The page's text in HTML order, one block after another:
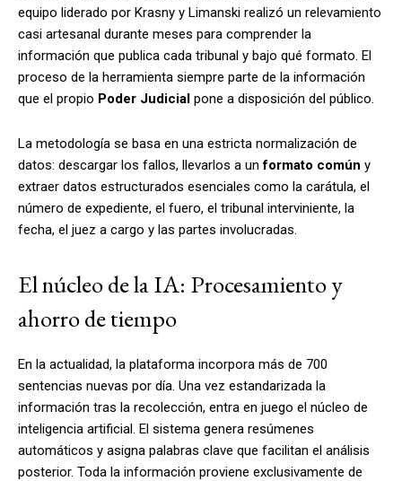
equipo liderado por Krasny y Limanski realizó un relevamiento
casi artesanal durante meses para comprender la
información que publica cada tribunal y bajo qué formato. El
proceso de la herramienta siempre parte de la información
que el propio Poder Judicial pone a disposición del público.
La metodología se basa en una estricta normalización de
datos: descargar los fallos, llevarlos a unformato común y
extraer datos estructurados esenciales como la carátula, el
número de expediente, el fuero, el tribunal interviniente, la
fecha, el juez a cargo y las partes involucradas.
El núcleo de la IA: Procesamiento y
ahorro de tiempo
En la actualidad, la plataforma incorpora más de 700
sentencias nuevas por día. Una vez estandarizada la
información tras la recolección, entra en juego el núcleo de
inteligencia artificial. El sistema genera resúmenes
automáticos y asigna palabras clave que facilitan el análisis
posterior. Toda la información proviene exclusivamente de